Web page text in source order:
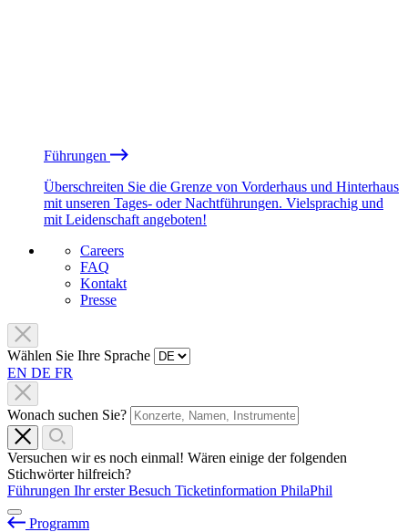
Führungen
Überschreiten Sie die Grenze von Vorderhaus und Hinterhaus
mit unseren Tages- oder Nachtführungen. Vielsprachig und
mit Leidenschaft angeboten!
Careers
FAQ
Kontakt
Presse
Wählen Sie Ihre Sprache
EN DE FR
Wonach suchen Sie?
Versuchen wir es noch einmal! Wären einige der folgenden
Stichwörter hilfreich?
Führungen Ihr erster Besuch Ticketinformation PhilaPhil
Programm